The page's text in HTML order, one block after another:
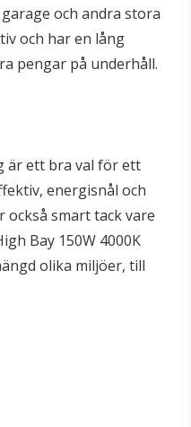
och andra stora
och har en lång
pengar på underhåll.
är ett bra val för ett
energisnål och
också smart tack vare
Bay 150W 4000K
olika miljöer, till